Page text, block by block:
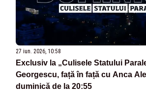
27 iun. 2026, 10:58
Exclusiv la „Culisele Statului
Georgescu, față în față cu Anca
duminică de la 20:55